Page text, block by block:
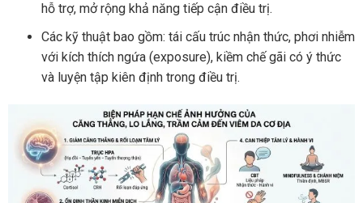
hỗ trợ, mở rộng khả năng tiếp cận điều trị.
Các kỹ thuật bao gồm: tái cấu trúc nhận thức, phơi nhiễm
với kích thích ngứa (exposure), kiềm chế gãi có ý thức
và luyện tập kiên định trong điều trị.